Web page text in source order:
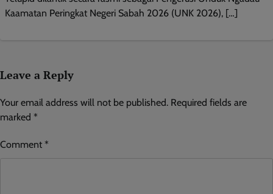
Kaamatan Peringkat Negeri Sabah 2026 (UNK 2026), […]
Leave a Reply
Your email address will not be published. Required fields are
marked *
Comment *